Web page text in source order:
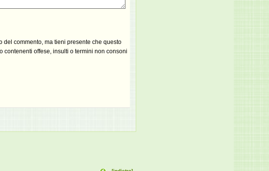
del commento, ma tieni presente che questo
offese, insulti o termini non consoni